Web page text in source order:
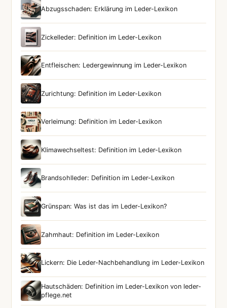
Abzugsschaden: Erklärung im Leder-Lexikon
Zickelleder: Definition im Leder-Lexikon
Entfleischen: Ledergewinnung im Leder-Lexikon
Zurichtung: Definition im Leder-Lexikon
Verleimung: Definition im Leder-Lexikon
Klimawechseltest: Definition im Leder-Lexikon
Brandsohlleder: Definition im Leder-Lexikon
Grünspan: Was ist das im Leder-Lexikon?
Zahmhaut: Definition im Leder-Lexikon
Lickern: Die Leder-Nachbehandlung im Leder-Lexikon
Hautschäden: Definition im Leder-Lexikon von leder-
pflege.net